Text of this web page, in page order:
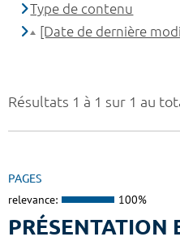
Résultats 1 à 1 sur 1 au
PAGES
relevance: 100%
PRÉSENTATION
Type de contenu
[Date de dernière